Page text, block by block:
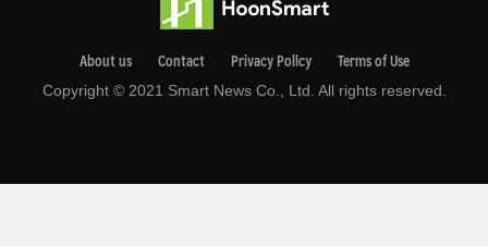
About us Contact Privacy Pollcy Terms of Use
Copyright © 2021 Smart News Co., Ltd. All rights reserved.